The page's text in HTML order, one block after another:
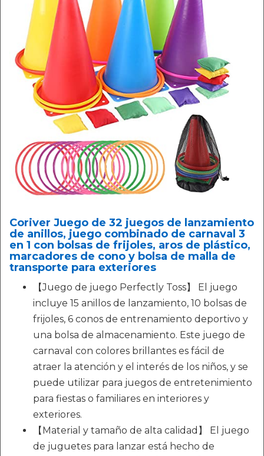
Coriver Juego de 32 juegos de lanzamiento
de anillos, juego combinado de carnaval 3
en 1 con bolsas de frijoles, aros de plástico,
marcadores de cono y bolsa de malla de
transporte para exteriores
【Juego de juego Perfectly Toss】 El juego
incluye 15 anillos de lanzamiento, 10 bolsas de
frijoles, 6 conos de entrenamiento deportivo y
una bolsa de almacenamiento. Este juego de
carnaval con colores brillantes es fácil de
atraer la atención y el interés de los niños, y se
puede utilizar para juegos de entretenimiento
para fiestas o familiares en interiores y
exteriores.
【Material y tamaño de alta calidad】 El juego
de juguetes para lanzar está hecho de